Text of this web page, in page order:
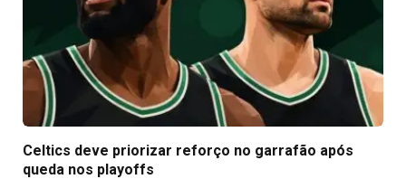
Celtics deve priorizar reforço no garrafão após
queda nos playoffs